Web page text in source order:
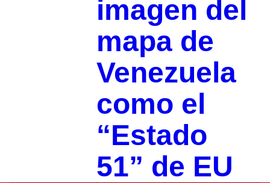
imagen del
mapa de
Venezuela
como el
“Estado
51” de EU